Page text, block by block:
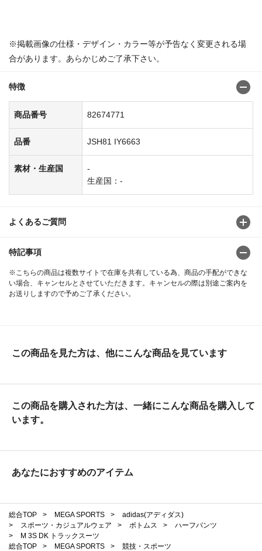
※掲載画像の仕様・デザイン・カラー等が予告なく変更される場
合があります。あらかじめご了承下さい。
特徴
商品番号 82674771
品番 JSH81 IY6663
素材・生産国
-
生産国：-
よくあるご質問
特記事項
※こちらの商品は複数サイトで在庫を共有している為、商品の手配ができな
い場合、キャンセルとさせていただきます。キャンセルの際は別途ご案内を
お送りしますので予めご了承ください。
この商品を見た方は、他にこんな商品を見ています
この商品を購入された方は、一緒にこんな商品を購入して
います。
あなたにおすすめのアイテム
総合TOP > MEGA SPORTS >
adidas(アディダス)
>
スポーツ・カジュアルウェア > ボトムス >
ハーフパンツ
>
M 3S DK トラックスーツ
総合TOP
> MEGA SPORTS >
競技・スポーツ